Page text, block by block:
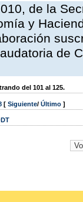
de la
y
de
del 101 al 125.
[ Siguiente/ Último ]